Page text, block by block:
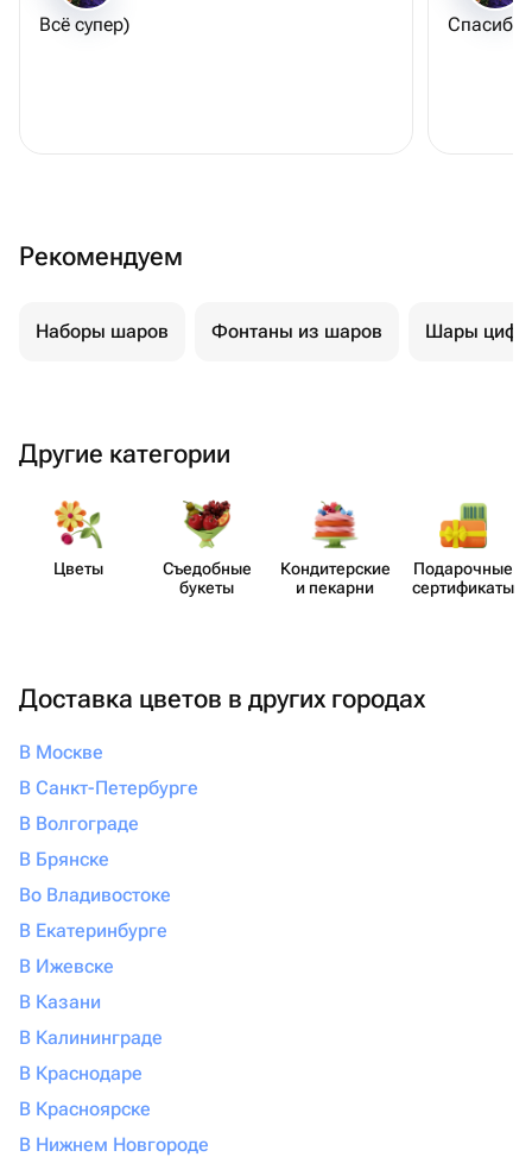
Всё супер) Спасибо
Рекомендуем
Наборы шаров Фонтаны из шаров Шары
Другие категории
Цветы
Съедобные
букеты
Кондит​ерские
и пекарни
Пода​рочные
серти​фикаты
Доставка цветов в других городах
В Москве
В Санкт-Петербурге
В Волгограде
В Брянске
Во Владивостоке
В Екатеринбурге
В Ижевске
В Казани
В Калининграде
В Краснодаре
В Красноярске
В Нижнем Новгороде